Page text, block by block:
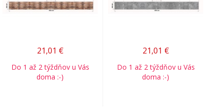
21,01 €
Do 1 až 2 týždňov u Vás
doma :-)
21,01 €
Do 1 až 2 týždňov u Vás
doma :-)